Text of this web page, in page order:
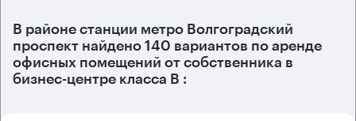
В районе станции метро Волгоградский
проспект найдено 140 вариантов по аренде
офисных помещений от собственника в
бизнес-центре класса B :